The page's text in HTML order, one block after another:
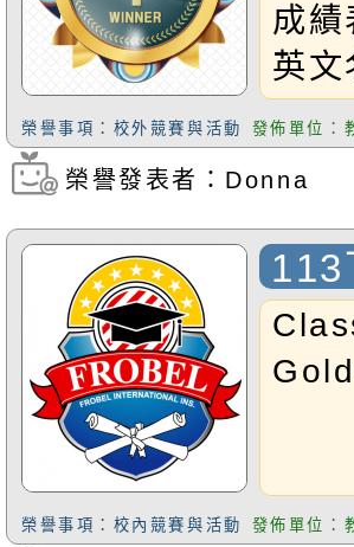
成
英
優
金
現
級
榮譽事項：校外競賽與活動 發佈單位：
瀏覽次數：312
榮譽發表者：Donna
113
榮譽事項：校內競賽與活動 發佈單位：